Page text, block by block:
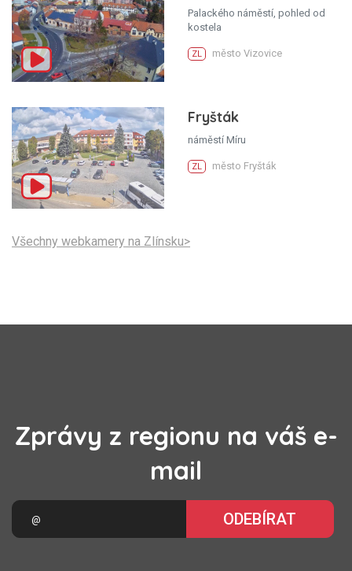
Palackého náměstí, pohled od
kostela
ZL město Vizovice
Fryšták
náměstí Míru
ZL město Fryšták
Všechny webkamery na Zlínsku>
Zprávy z regionu na váš e-
mail
ODEBÍRAT